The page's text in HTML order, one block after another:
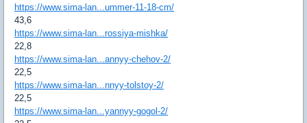
https://www.sima-lan...ummer-11-18-cm/
43,6
https://www.sima-lan...rossiya-mishka/
22,8
https://www.sima-lan...annyy-chehov-2/
22,5
https://www.sima-lan...nnyy-tolstoy-2/
22,5
https://www.sima-lan...yannyy-gogol-2/